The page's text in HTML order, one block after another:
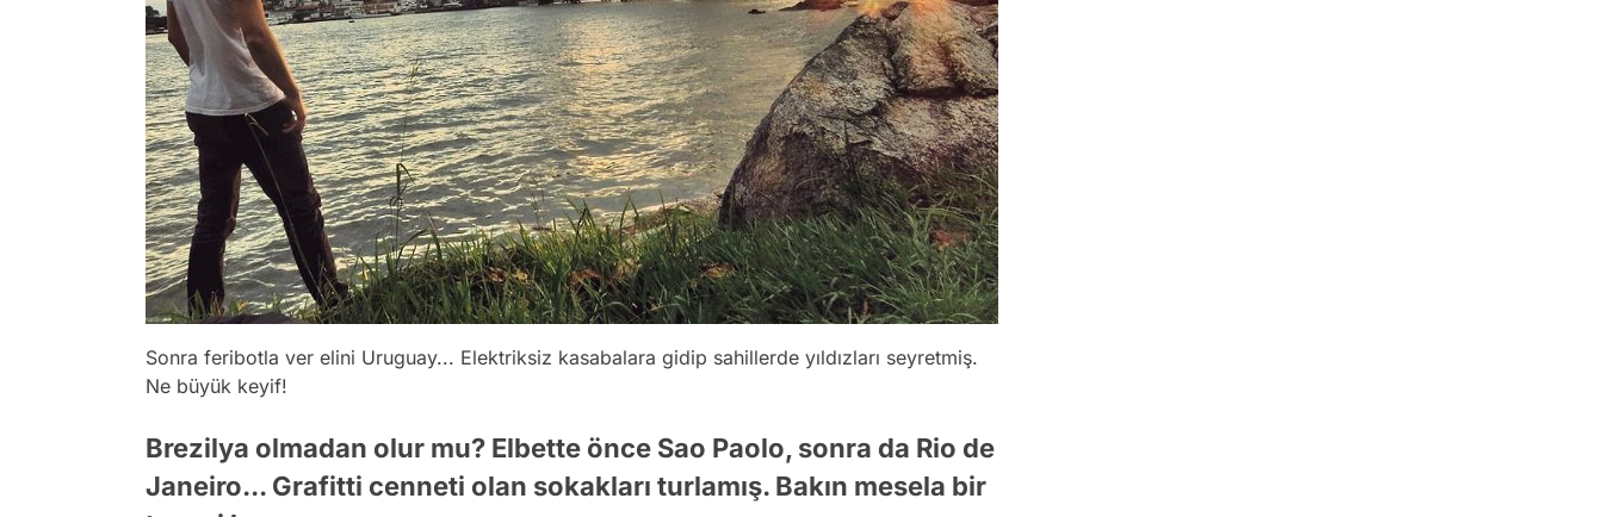
Sonra feribotla ver elini Uruguay... Elektriksiz kasabalara gidip sahillerde yıldızları seyretmiş.
Ne büyük keyif!
Brezilya olmadan olur mu? Elbette önce Sao Paolo, sonra da Rio de
Janeiro... Grafitti cenneti olan sokakları turlamış. Bakın mesela bir